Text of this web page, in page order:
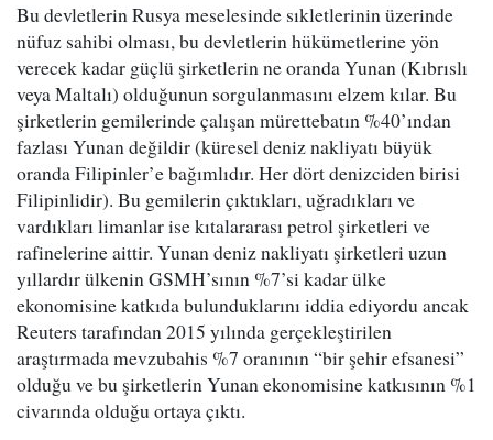
Bu devletlerin Rusya meselesinde sıkletlerinin üzerinde
nüfuz sahibi olması, bu devletlerin hükümetlerine yön
verecek kadar güçlü şirketlerin ne oranda Yunan (Kıbrıslı
veya Maltalı) olduğunun sorgulanmasını elzem kılar. Bu
şirketlerin gemilerinde çalışan mürettebatın %40’ından
fazlası Yunan değildir (küresel deniz nakliyatı büyük
oranda Filipinler’e bağımlıdır. Her dört denizciden birisi
Filipinlidir). Bu gemilerin çıktıkları, uğradıkları ve
vardıkları limanlar ise kıtalararası petrol şirketleri ve
rafinelerine aittir. Yunan deniz nakliyatı şirketleri uzun
yıllardır ülkenin GSMH’sının %7’si kadar ülke
ekonomisine katkıda bulunduklarını iddia ediyordu ancak
Reuters tarafından 2015 yılında gerçekleştirilen
araştırmada mevzubahis %7 oranının “bir şehir efsanesi”
olduğu ve bu şirketlerin Yunan ekonomisine katkısının %1
civarında olduğu ortaya çıktı.